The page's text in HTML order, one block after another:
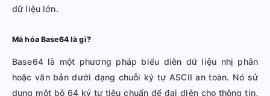
dữ liệu lớn.
Mã hóa Base64 là gì?
Base64 là một phương pháp biểu diễn dữ liệu nhị phân
hoặc văn bản dưới dạng chuỗi ký tự ASCII an toàn. Nó sử
dụng một bộ 64 ký tự tiêu chuẩn để đại diện cho thông tin,